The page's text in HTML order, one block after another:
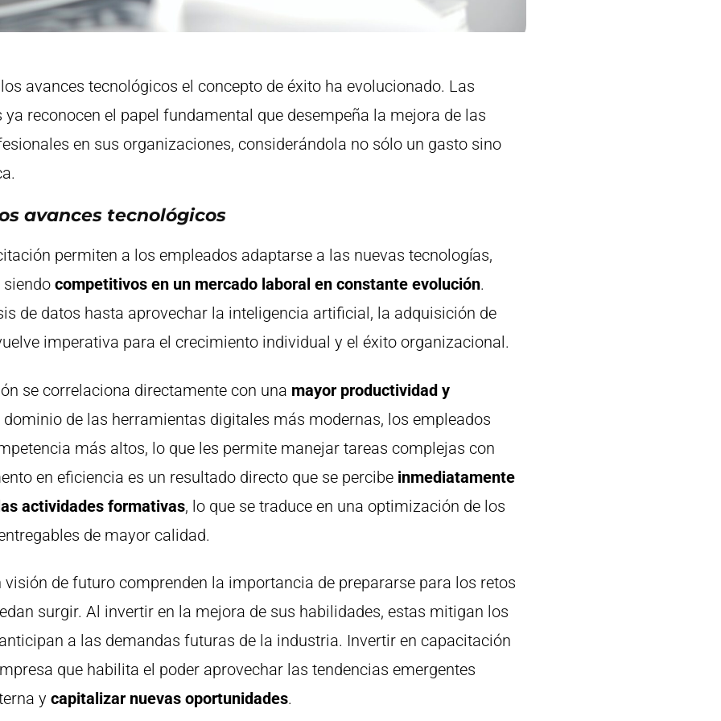
avances tecnológicos el concepto de éxito ha evolucionado. Las
reconocen el papel fundamental que desempeña la mejora de las
en sus organizaciones, considerándola no sólo un gasto sino
avances tecnológicos
permiten a los empleados adaptarse a las nuevas tecnologías,
competitivos en un mercado laboral en constante evolución.
de datos hasta aprovechar la inteligencia artificial, la adquisición de
imperativa para el crecimiento individual y el éxito organizacional.
se correlaciona directamente con una mayor productividad y
dominio de las herramientas digitales más modernas, los empleados
más altos, lo que les permite manejar tareas complejas con
en eficiencia es un resultado directo que se percibe inmediatamente
actividades formativas, lo que se traduce en una optimización de los
de mayor calidad.
de futuro comprenden la importancia de prepararse para los retos
surgir. Al invertir en la mejora de sus habilidades, estas mitigan los
a las demandas futuras de la industria. Invertir en capacitación
que habilita el poder aprovechar las tendencias emergentes
y capitalizar nuevas oportunidades.